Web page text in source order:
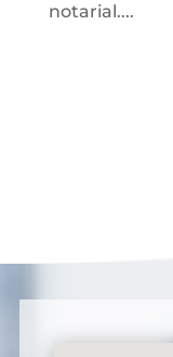
notarial....